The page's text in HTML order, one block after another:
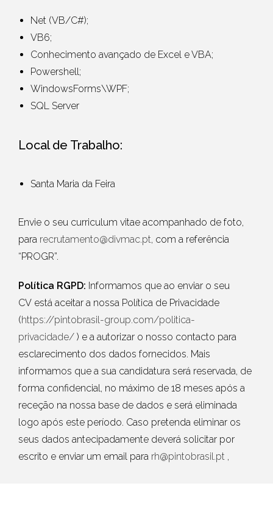
Net (VB/C#);
VB6;
Conhecimento avançado de Excel e VBA;
Powershell;
WindowsForms\WPF;
SQL Server
Local de Trabalho:
Santa Maria da Feira
Envie o seu curriculum vitae acompanhado de foto,
para recrutamento@divmac.pt, com a referência
“PROGR”.
Política RGPD: Informamos que ao enviar o seu
CV está aceitar a nossa Política de Privacidade
(https://pintobrasil-group.com/politica-
privacidade/ ) e a autorizar o nosso contacto para
esclarecimento dos dados fornecidos. Mais
informamos que a sua candidatura será reservada, de
forma confidencial, no máximo de 18 meses após a
receção na nossa base de dados e será eliminada
logo após este período. Caso pretenda eliminar os
seus dados antecipadamente deverá solicitar por
escrito e enviar um email para rh@pintobrasil.pt ,